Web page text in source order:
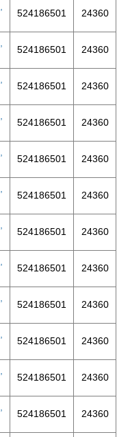
524186501 24360
524186501 24360
524186501 24360
524186501 24360
524186501 24360
524186501 24360
524186501 24360
524186501 24360
524186501 24360
524186501 24360
524186501 24360
524186501 24360